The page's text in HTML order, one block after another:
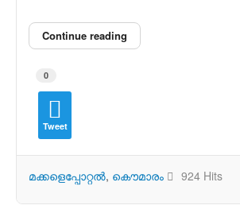
Continue reading
0
Tweet
മക്കളെപ്പോറ്റല്‍ കൌമാരം 924 Hits